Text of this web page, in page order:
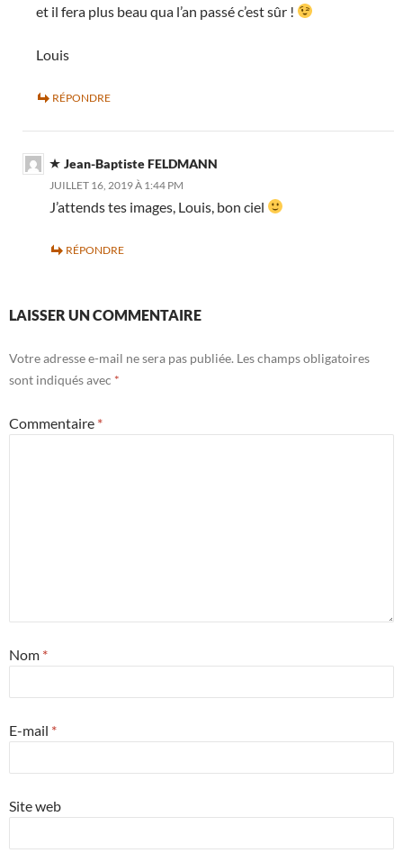
et il fera plus beau qua l’an passé c’est sûr !
Louis
RÉPONDRE
Jean-Baptiste FELDMANN
JUILLET 16, 2019 À 1:44 PM
J’attends tes images, Louis, bon ciel
RÉPONDRE
LAISSER UN COMMENTAIRE
Votre adresse e-mail ne sera pas publiée. Les champs obligatoires
sont indiqués avec *
Commentaire *
Nom *
E-mail *
Site web